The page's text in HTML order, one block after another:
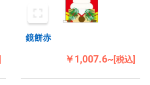
鏡餅赤
￥1,007.6~[税込]